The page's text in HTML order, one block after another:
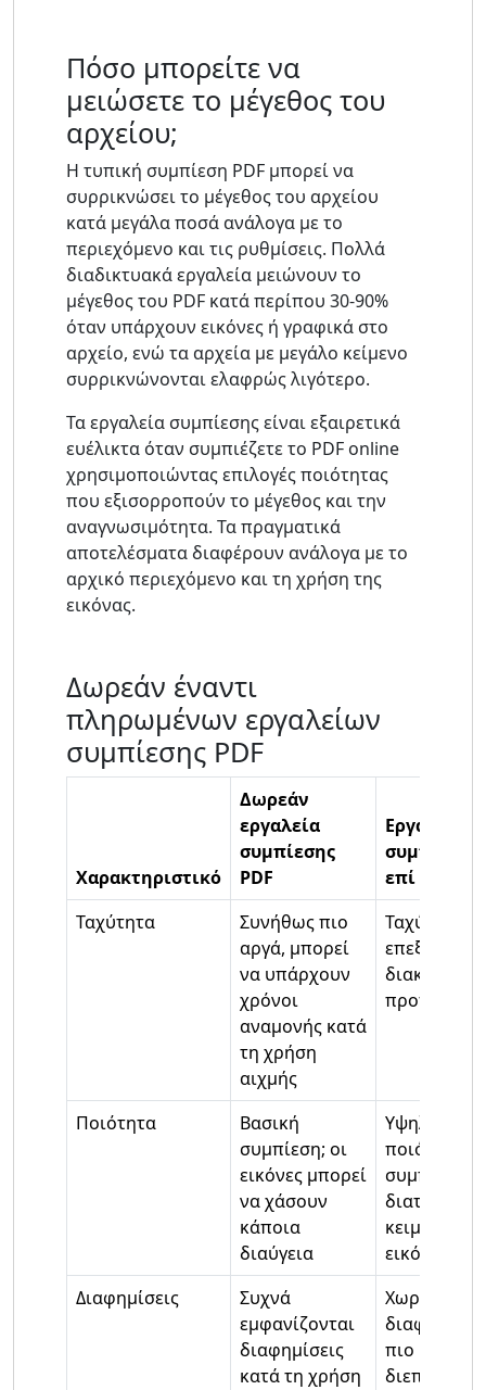
Πόσο μπορείτε να
μειώσετε το μέγεθος του
αρχείου;
Η τυπική συμπίεση PDF μπορεί να
συρρικνώσει το μέγεθος του αρχείου
κατά μεγάλα ποσά ανάλογα με το
περιεχόμενο και τις ρυθμίσεις. Πολλά
διαδικτυακά εργαλεία μειώνουν το
μέγεθος του PDF κατά περίπου 30-90%
όταν υπάρχουν εικόνες ή γραφικά στο
αρχείο, ενώ τα αρχεία με μεγάλο κείμενο
συρρικνώνονται ελαφρώς λιγότερο.
Τα εργαλεία συμπίεσης είναι εξαιρετικά
ευέλικτα όταν συμπιέζετε το PDF online
χρησιμοποιώντας επιλογές ποιότητας
που εξισορροπούν το μέγεθος και την
αναγνωσιμότητα. Τα πραγματικά
αποτελέσματα διαφέρουν ανάλογα με το
αρχικό περιεχόμενο και τη χρήση της
εικόνας.
Δωρεάν έναντι
πληρωμένων εργαλείων
συμπίεσης PDF
Χαρακτηριστικό
Δωρεάν
εργαλεία
συμπίεσης
PDF
Εργαλεία
συμπίεσης
επί
Ταχύτητα
Συνήθως πιο
αργά, μπορεί
να υπάρχουν
χρόνοι
αναμονής κατά
τη χρήση
αιχμής
Ταχύτερη
Ποιότητα
Βασική
συμπίεση; οι
εικόνες μπορεί
να χάσουν
κάποια
διαύγεια
Υψηλής
ποιότητας
συμπίεση
διατήρηση
κειμένου
εικόνων
Διαφημίσεις
Συχνά
εμφανίζονται
διαφημίσεις
κατά τη χρήση
Χωρίς
πιο καθαρή
διεπαφή